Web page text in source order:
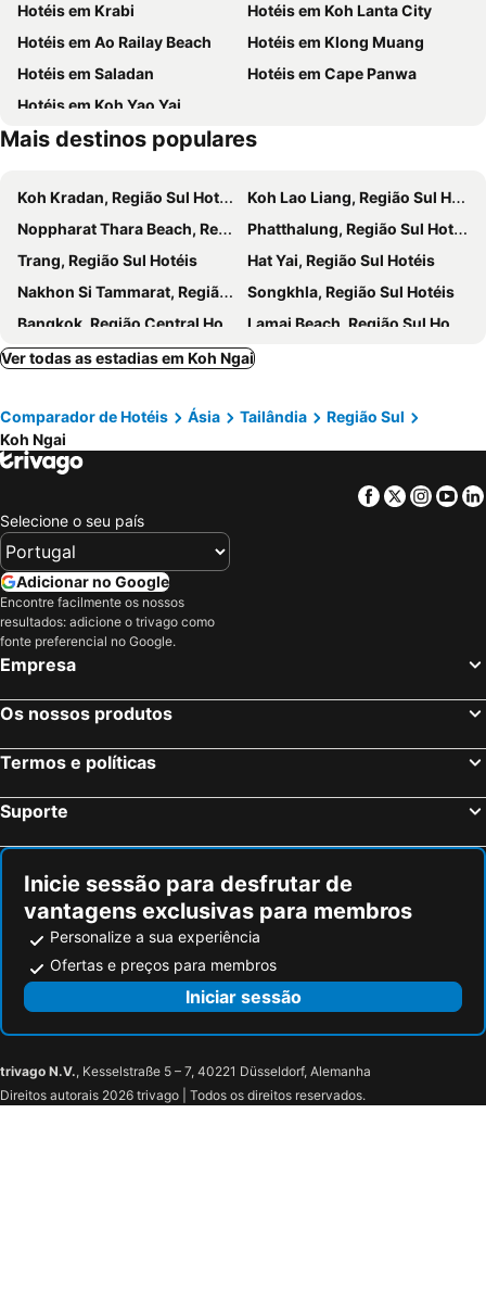
Hotéis em Krabi
Hotéis em Koh Lanta City
Hotéis em Ao Railay Beach
Hotéis em Klong Muang
Hotéis em Saladan
Hotéis em Cape Panwa
Hotéis em Koh Yao Yai
Mais destinos populares
Koh Kradan, Região Sul Hotéis
Koh Lao Liang, Região Sul Hotéis
Noppharat Thara Beach, Região Sul Hotéis
Phatthalung, Região Sul Hotéis
Trang, Região Sul Hotéis
Hat Yai, Região Sul Hotéis
Nakhon Si Tammarat, Região Sul Hotéis
Songkhla, Região Sul Hotéis
Bangkok, Região Central Hotéis
Lamai Beach, Região Sul Hotéis
Koh Chang, Região Leste Hotéis
Koh Phi Phi, Região Sul Hotéis
Ao Nang, Região Sul Hotéis
Krabi, Região Sul Hotéis
Phuket-Cidade, Região Sul Hotéis
Ver todas as estadias em Koh Ngai
Comparador de Hotéis Ásia Tailândia
Região Sul
Koh Ngai
Facebook
Twitter
Selecione o seu país
Adicionar no Google
Encontre facilmente os nossos
resultados: adicione o trivago como
fonte preferencial no Google.
Empresa
Os nossos produtos
Termos e políticas
Suporte
Inicie sessão para desfrutar de
vantagens exclusivas para membros
Personalize a sua experiência
Ofertas e preços para membros
Iniciar sessão
trivago N.V., Kesselstraße 5 – 7, 40221 Düsseldorf, Alemanha
Direitos autorais 2026 trivago | Todos os direitos reservados.